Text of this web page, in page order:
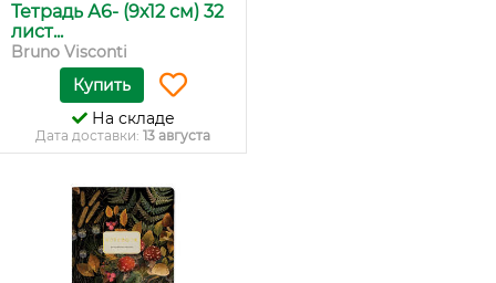
Тетрадь А6- (9х12 см) 32
лист...
Bruno Visconti
Купить
На складе
Дата доставки: 13 августа